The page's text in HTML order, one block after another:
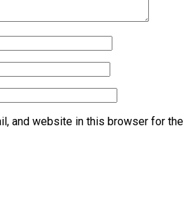
and website in this browser for the